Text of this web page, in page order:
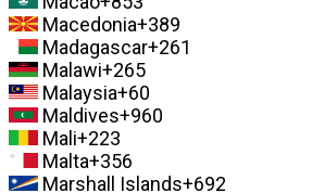
Macedonia+389
Madagascar+261
Malawi+265
Malaysia+60
Maldives+960
Mali+223
Malta+356
Marshall Islands+692